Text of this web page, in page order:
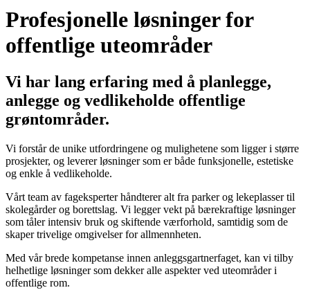
Profesjonelle løsninger for
offentlige uteområder
Vi har lang erfaring med å planlegge,
anlegge og vedlikeholde offentlige
grøntområder.
Vi forstår de unike utfordringene og mulighetene som ligger i større
prosjekter, og leverer løsninger som er både funksjonelle, estetiske
og enkle å vedlikeholde.
Vårt team av fageksperter håndterer alt fra parker og lekeplasser til
skolegårder og borettslag. Vi legger vekt på bærekraftige løsninger
som tåler intensiv bruk og skiftende værforhold, samtidig som de
skaper trivelige omgivelser for allmennheten.
Med vår brede kompetanse innen anleggsgartnerfaget, kan vi tilby
helhetlige løsninger som dekker alle aspekter ved uteområder i
offentlige rom.